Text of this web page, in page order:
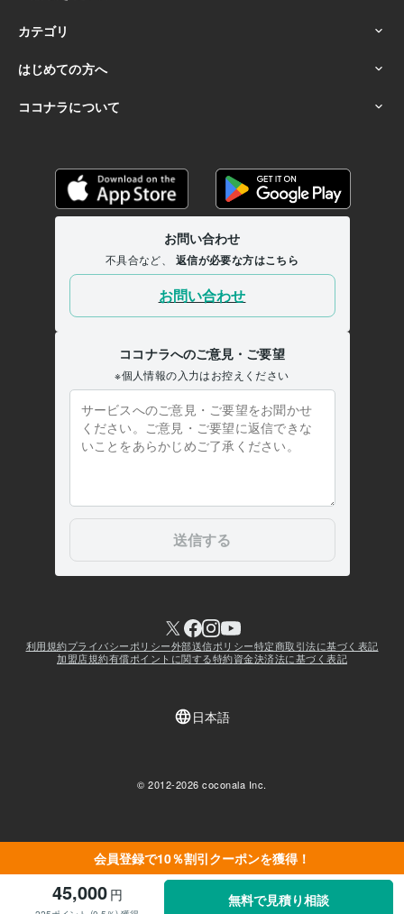
会員登録で10％割引クーポンを獲得！
45,000 円 無料で見積り相談